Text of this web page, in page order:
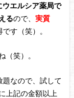
エルシア薬局で
るので、 実質
す（笑）。
（笑）。
なので、試して
上記の金額以上